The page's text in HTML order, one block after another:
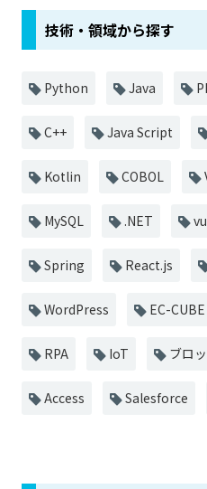
技術・領域から探す
Python Java
C++ Java Script
Kotlin COBOL
MySQL .NET
Spring React.js
WordPress EC-CUBE
RPA IoT ブロ
Access Salesforce